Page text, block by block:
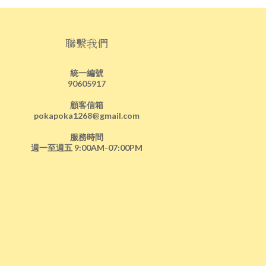
聯繫我們
統一編號
90605917
顧客信箱
pokapoka1268@gmail.com
服務時間
週一至週五 9:00AM-07:00PM